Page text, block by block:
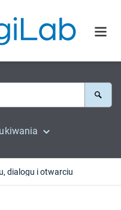
dialogu i otwarciu